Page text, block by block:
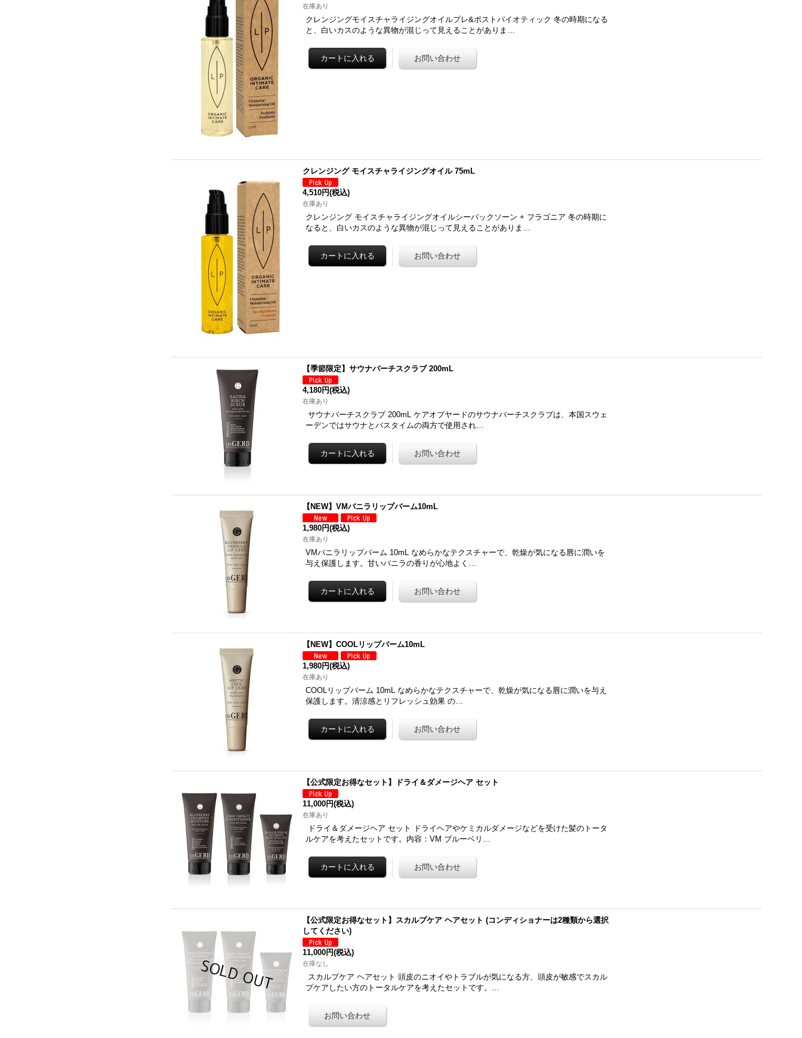
在庫あり
クレンジングモイスチャライジングオイルプレ&ポストバイオティック 冬の時期になる
と、白いカスのような異物が混じって見えることがありま…
クレンジング モイスチャライジングオイル 75mL
4,510円(税込)
在庫あり
クレンジング モイスチャライジングオイルシーバックソーン + フラゴニア 冬の時期に
なると、白いカスのような異物が混じって見えることがありま…
【季節限定】サウナバーチスクラブ 200mL
4,180円(税込)
在庫あり
サウナバーチスクラブ 200mL ケアオブヤードのサウナバーチスクラブは、本国スウェ
ーデンではサウナとバスタイムの両方で使用され…
【NEW】VMバニラリップバーム10mL
1,980円(税込)
在庫あり
VMバニラリップバーム 10mL なめらかなテクスチャーで、乾燥が気になる唇に潤いを
与え保護します。甘いバニラの香りが心地よく…
【NEW】COOLリップバーム10mL
1,980円(税込)
在庫あり
COOLリップバーム 10mL なめらかなテクスチャーで、乾燥が気になる唇に潤いを与え
保護します。清涼感とリフレッシュ効果 の…
【公式限定お得なセット】ドライ＆ダメージヘア セット
11,000円(税込)
在庫あり
ドライ＆ダメージヘア セット ドライヘアやケミカルダメージなどを受けた髪のトータ
ルケアを考えたセットです。内容：VM ブルーベリ…
【公式限定お得なセット】スカルプケア ヘアセット (コンディショナーは2種類から選択
してください)
11,000円(税込)
在庫なし
スカルプケア ヘアセット 頭皮のニオイやトラブルが気になる方、頭皮が敏感でスカル
プケアしたい方のトータルケアを考えたセットです。…